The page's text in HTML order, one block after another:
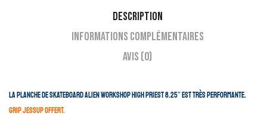
Description
Informations complémentaires
Avis (0)
La planche de skateboard Alien Workshop High Priest 8.25″ est très performante.
GRIP JESSUP OFFERT.